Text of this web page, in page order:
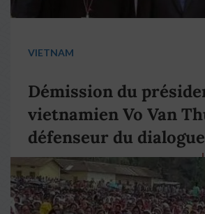
VIETNAM
Démission du
vietnamien Vo Van
défenseur du
pape François